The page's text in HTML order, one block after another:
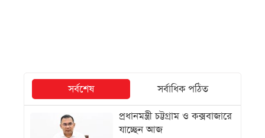
সর্বশেষ
সর্বাধিক পঠিত
প্রধানমন্ত্রী চট্টগ্রাম ও কক্সবাজারে
যাচ্ছেন আজ